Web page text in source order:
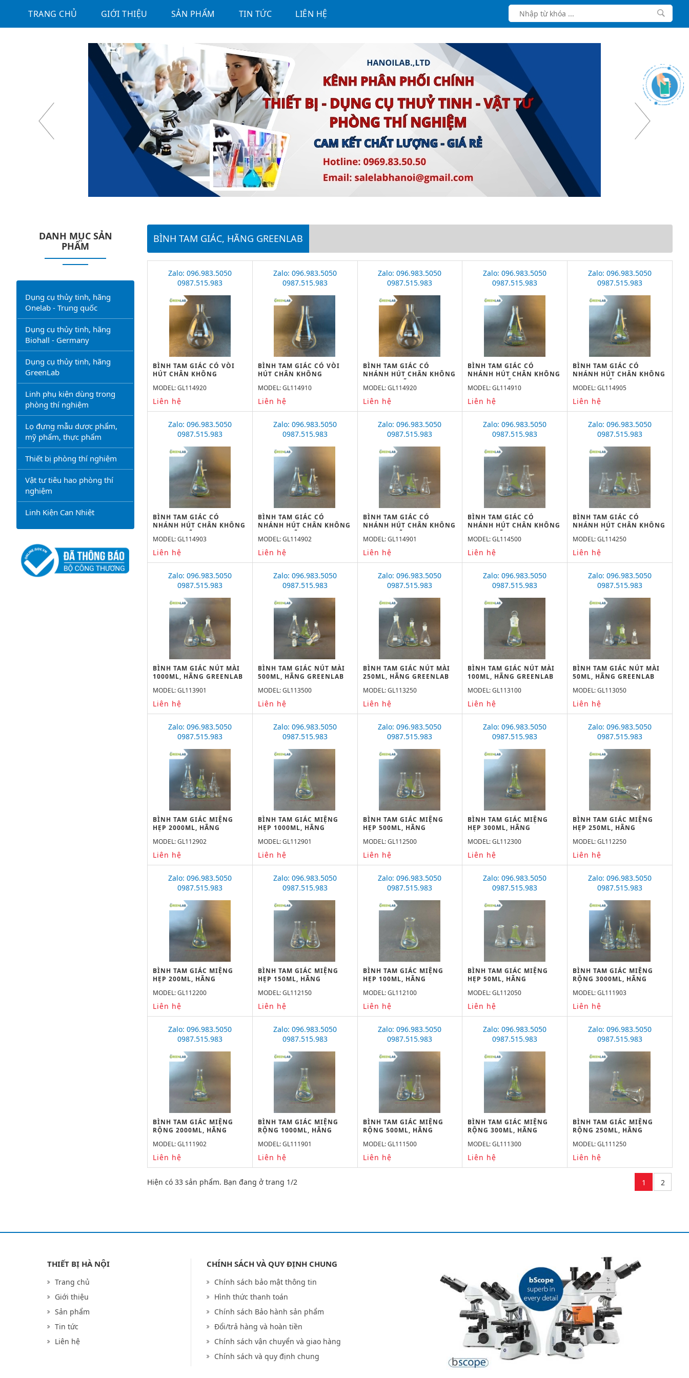
TRANG CHỦ GIỚI THIỆU SẢN PHẨM TIN TỨC LIÊN HỆ
DANH MỤC SẢN
PHẨM
Dụng cụ thủy tinh, hãng
Onelab - Trung quốc
Dụng cụ thủy tinh, hãng
Biohall - Germany
Dụng cụ thủy tinh, hãng
GreenLab
Linh phụ kiện dùng trong
phòng thí nghiệm
Lọ đựng mẫu dược phẩm,
mỹ phẩm, thực phẩm
Thiết bị phòng thí nghiệm
Vật tư tiêu hao phòng thí
nghiệm
Linh Kiện Can Nhiệt
BÌNH TAM GIÁC, HÃNG GREENLAB
Zalo: 096.983.5050
0987.515.983
BÌNH TAM GIÁC CÓ VÒI
HÚT CHÂN KHÔNG
MODEL: GL114920
Liên hệ
Zalo: 096.983.5050
0987.515.983
BÌNH TAM GIÁC CÓ VÒI
HÚT CHÂN KHÔNG
MODEL: GL114910
Liên hệ
Zalo: 096.983.5050
0987.515.983
BÌNH TAM GIÁC CÓ
NHÁNH HÚT CHÂN KHÔNG
20000ML, HÃNG
GREENLAB
MODEL: GL114920
Liên hệ
Zalo: 096.983.5050
0987.515.983
BÌNH TAM GIÁC CÓ
NHÁNH HÚT CHÂN KHÔNG
10000ML, HÃNG
GREENLAB
MODEL: GL114910
Liên hệ
Zalo: 096.983.5050
0987.515.983
BÌNH TAM GIÁC CÓ
NHÁNH HÚT CHÂN KHÔNG
5000ML, HÃNG GREENLAB
MODEL: GL114905
Liên hệ
Zalo: 096.983.5050
0987.515.983
BÌNH TAM GIÁC CÓ
NHÁNH HÚT CHÂN KHÔNG
2500ML, HÃNG GREENLAB
MODEL: GL114903
Liên hệ
Zalo: 096.983.5050
0987.515.983
BÌNH TAM GIÁC CÓ
NHÁNH HÚT CHÂN KHÔNG
2000ML, HÃNG GREENLAB
MODEL: GL114902
Liên hệ
Zalo: 096.983.5050
0987.515.983
BÌNH TAM GIÁC CÓ
NHÁNH HÚT CHÂN KHÔNG
1000ML, HÃNG GREENLAB
MODEL: GL114901
Liên hệ
Zalo: 096.983.5050
0987.515.983
BÌNH TAM GIÁC CÓ
NHÁNH HÚT CHÂN KHÔNG
500ML, HÃNG GREENLAB
MODEL: GL114500
Liên hệ
Zalo: 096.983.5050
0987.515.983
BÌNH TAM GIÁC CÓ
NHÁNH HÚT CHÂN KHÔNG
250ML, HÃNG GREENLAB
MODEL: GL114250
Liên hệ
Zalo: 096.983.5050
0987.515.983
BÌNH TAM GIÁC NÚT MÀI
1000ML, HÃNG GREENLAB
MODEL: GL113901
Liên hệ
Zalo: 096.983.5050
0987.515.983
BÌNH TAM GIÁC NÚT MÀI
500ML, HÃNG GREENLAB
MODEL: GL113500
Liên hệ
Zalo: 096.983.5050
0987.515.983
BÌNH TAM GIÁC NÚT MÀI
250ML, HÃNG GREENLAB
MODEL: GL113250
Liên hệ
Zalo: 096.983.5050
0987.515.983
BÌNH TAM GIÁC NÚT MÀI
100ML, HÃNG GREENLAB
MODEL: GL113100
Liên hệ
Zalo: 096.983.5050
0987.515.983
BÌNH TAM GIÁC NÚT MÀI
50ML, HÃNG GREENLAB
MODEL: GL113050
Liên hệ
Zalo: 096.983.5050
0987.515.983
BÌNH TAM GIÁC MIỆNG
HẸP 2000ML, HÃNG
MODEL: GL112902
Liên hệ
Zalo: 096.983.5050
0987.515.983
BÌNH TAM GIÁC MIỆNG
HẸP 1000ML, HÃNG
MODEL: GL112901
Liên hệ
Zalo: 096.983.5050
0987.515.983
BÌNH TAM GIÁC MIỆNG
HẸP 500ML, HÃNG
MODEL: GL112500
Liên hệ
Zalo: 096.983.5050
0987.515.983
BÌNH TAM GIÁC MIỆNG
HẸP 300ML, HÃNG
MODEL: GL112300
Liên hệ
Zalo: 096.983.5050
0987.515.983
BÌNH TAM GIÁC MIỆNG
HẸP 250ML, HÃNG
MODEL: GL112250
Liên hệ
Zalo: 096.983.5050
0987.515.983
BÌNH TAM GIÁC MIỆNG
HẸP 200ML, HÃNG
MODEL: GL112200
Liên hệ
Zalo: 096.983.5050
0987.515.983
BÌNH TAM GIÁC MIỆNG
HẸP 150ML, HÃNG
MODEL: GL112150
Liên hệ
Zalo: 096.983.5050
0987.515.983
BÌNH TAM GIÁC MIỆNG
HẸP 100ML, HÃNG
MODEL: GL112100
Liên hệ
Zalo: 096.983.5050
0987.515.983
BÌNH TAM GIÁC MIỆNG
HẸP 50ML, HÃNG
MODEL: GL112050
Liên hệ
Zalo: 096.983.5050
0987.515.983
BÌNH TAM GIÁC MIỆNG
RỘNG 3000ML, HÃNG
MODEL: GL111903
Liên hệ
Zalo: 096.983.5050
0987.515.983
BÌNH TAM GIÁC MIỆNG
RỘNG 2000ML, HÃNG
MODEL: GL111902
Liên hệ
Zalo: 096.983.5050
0987.515.983
BÌNH TAM GIÁC MIỆNG
RỘNG 1000ML, HÃNG
MODEL: GL111901
Liên hệ
Zalo: 096.983.5050
0987.515.983
BÌNH TAM GIÁC MIỆNG
RỘNG 500ML, HÃNG
MODEL: GL111500
Liên hệ
Zalo: 096.983.5050
0987.515.983
BÌNH TAM GIÁC MIỆNG
RỘNG 300ML, HÃNG
MODEL: GL111300
Liên hệ
Zalo: 096.983.5050
0987.515.983
BÌNH TAM GIÁC MIỆNG
RỘNG 250ML, HÃNG
MODEL: GL111250
Liên hệ
Hiện có 33 sản phẩm. Bạn đang ở trang 1/2 1 2
THIẾT BỊ HÀ NỘI
Trang chủ
Giới thiệu
Sản phẩm
Tin tức
Liên hệ
CHÍNH SÁCH VÀ QUY ĐỊNH CHUNG
Chính sách bảo mật thông tin
Hình thức thanh toán
Chính sách Bảo hành sản phẩm
Đổi/trả hàng và hoàn tiền
Chính sách vận chuyển và giao hàng
Chính sách và quy định chung